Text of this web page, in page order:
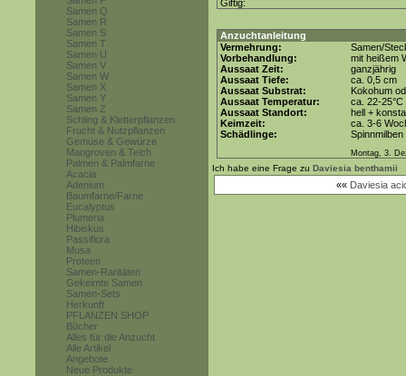
Samen Q
Samen R
Samen S
Samen T
Samen U
Samen V
Samen W
Samen X
Samen Y
Samen Z
Schling & Kletterpflanzen
Frucht & Nutzpflanzen
Gemüse & Gewürze
Mangroven & Teich
Palmen & Palmfarne
Acacia
Adenium
Baumfarne/Farne
Eucalyptus
Plumeria
Hibiskus
Passiflora
Musa
Proteen
Samen-Raritäten
Gekeimte Samen
Samen-Sets
Herkunft
PFLANZEN SHOP
Bücher
Alles für die Anzucht
Alle Artikel
Angebote
Neue Produkte
Giftig:
Anzuchtanleitung
Vermehrung:
Samen/
Vorbehandlung:
mit heißem
Aussaat Zeit:
ganzjährig
Aussaat Tiefe:
ca. 0,5 cm
Aussaat Substrat:
Kokohum
Aussaat Temperatur:
ca. 22-25°C
Aussaat Standort:
hell +
Keimzeit:
ca. 3-6
Schädlinge:
Montag, 3.
Ich habe eine Frage zu Daviesia benthamii
«« Daviesia